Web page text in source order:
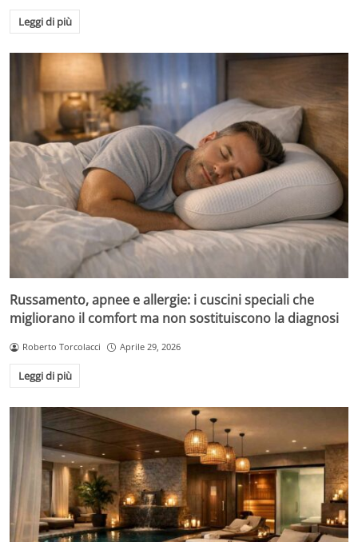
Leggi di più
Russamento, apnee e allergie: i cuscini speciali che
migliorano il comfort ma non sostituiscono la diagnosi
Roberto Torcolacci Aprile 29, 2026
Leggi di più